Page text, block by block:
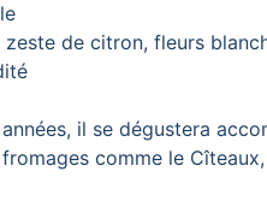
de citron, fleurs
il se dégustera
comme le